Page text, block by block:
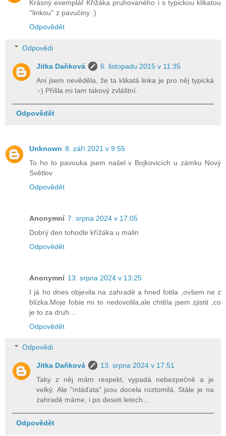
Krásný exemplář Křižáka pruhovaného i s typickou klikatou
''linkou'' z pavučiny :)
Odpovědět
Odpovědi
Jitka Daňková
6. listopadu 2015 v 11:35
Ani jsem nevěděla, že ta klikatá linka je pro něj typická
:-) Přišla mi tam takový zvláštní.
Odpovědět
Unknown 8. září 2021 v 9:55
To ho to pavouka jsem našel v Bojkovicích u zámku Nový
Světlov
Odpovědět
Anonymní 7. srpna 2024 v 17:05
Dobrý den tohodle křížáka u malin
Odpovědět
Anonymní 13. srpna 2024 v 13:25
I já ho dnes objevila na zahradě a hned fotila ,ovšem ne z
blízka.Moje fobie mi to nedovolila,ale chtěla jsem zjistit ,co
je to za druh…
Odpovědět
Odpovědi
Jitka Daňková
13. srpna 2024 v 17:51
Taky z něj mám respekt, vypadá nebezpečně a je
velký. Ale "mláďata" jsou docela roztomilá. Stále je na
zahradě máme, i po deseti letech...
Odpovědět